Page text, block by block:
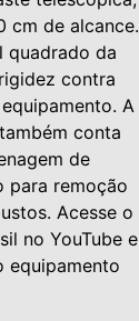
cm de alcance.
quadrado da
contra
A
conta
de
para remoção
Acesse o
no YouTube e
equipamento